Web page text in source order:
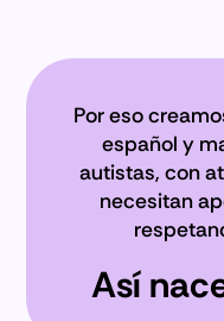
Por eso
español y
autistas, con
necesitan
Así